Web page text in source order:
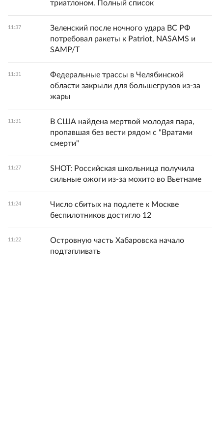
триатлоном. Полный список
11:37
Зеленский после ночного удара ВС РФ
потребовал ракеты к Patriot, NASAMS и
SAMP/T
11:31
Федеральные трассы в Челябинской
области закрыли для большегрузов из-за
жары
11:31
В США найдена мертвой молодая пара,
пропавшая без вести рядом с "Вратами
смерти"
11:27
SHOT: Российская школьница получила
сильные ожоги из-за мохито во Вьетнаме
11:24
Число сбитых на подлете к Москве
беспилотников достигло 12
11:22
Островную часть Хабаровска начало
подтапливать